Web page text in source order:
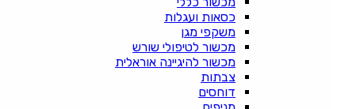
כסאות ועגלות
משקפי מגן
מכשור לטיפולי שורש
מכשור להיגיינה אוראלית
צבתות
דוחסים